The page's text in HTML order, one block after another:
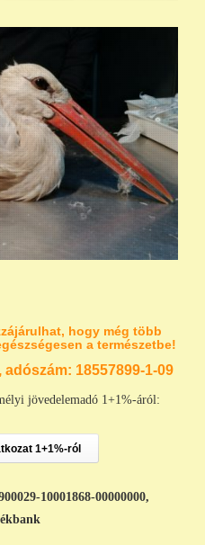
hogy még több
a természetbe!
adószám: 18557899-1-09
jövedelemadó 1+1%-áról:
1+1%-ról
10001868-00000000,